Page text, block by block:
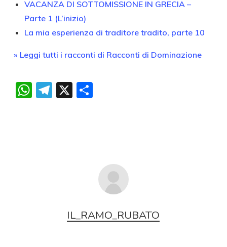
VACANZA DI SOTTOMISSIONE IN GRECIA –
Parte 1 (L’inizio)
La mia esperienza di traditore tradito, parte 10
» Leggi tutti i racconti di Racconti di Dominazione
WhatsApp
Telegram
X Condividi
IL_RAMO_RUBATO